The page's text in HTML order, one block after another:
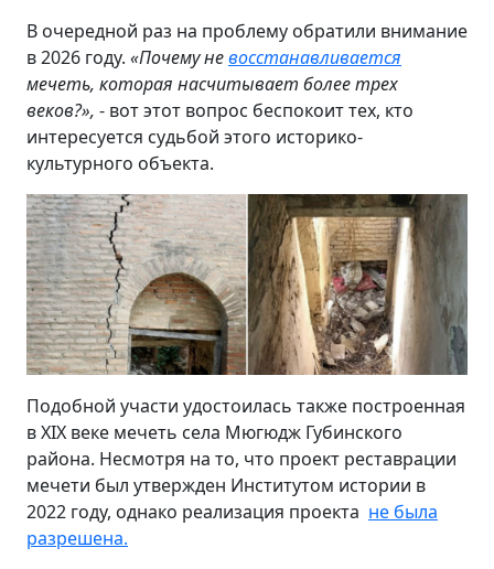
В очередной раз на проблему обратили внимание
в 2026 году. «Почему невосстанавливается
мечеть, которая насчитывает более трех
веков?», - вот этот вопрос беспокоит тех, кто
интересуется судьбой этого историко-
культурного объекта.
Подобной участи удостоилась также построенная
в XIX веке мечеть села Мюгюдж Губинского
района. Несмотря на то, что проект реставрации
мечети был утвержден Институтом истории в
2022 году, однако реализация проекта не была
разрешена.